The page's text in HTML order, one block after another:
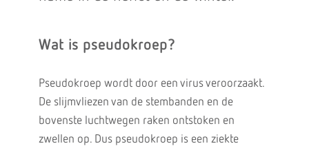
Wat is pseudokroep?
Pseudokroep wordt door een virus veroorzaakt.
De slijmvliezen van de stembanden en de
bovenste luchtwegen raken ontstoken en
zwellen op. Dus pseudokroep is een ziekte